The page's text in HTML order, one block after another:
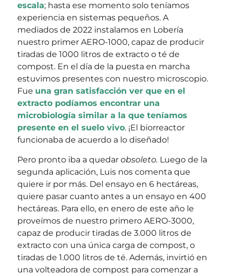
escala; hasta ese momento solo teníamos
experiencia en sistemas pequeños. A
mediados de 2022 instalamos en Lobería
nuestro primer AERO-1000, capaz de producir
tiradas de 1000 litros de extracto o té de
compost. En el día de la puesta en marcha
estuvimos presentes con nuestro microscopio.
Fue una gran satisfacción ver que en el
extracto podíamos encontrar una
microbiología similar a la que teníamos
presente en el suelo vivo. ¡El biorreactor
funcionaba de acuerdo a lo diseñado!
Pero pronto iba a quedar obsoleto. Luego de la
segunda aplicación, Luis nos comenta que
quiere ir por más. Del ensayo en 6 hectáreas,
quiere pasar cuanto antes a un ensayo en 400
hectáreas. Para ello, en enero de este año le
proveímos de nuestro primero AERO-3000,
capaz de producir tiradas de 3.000 litros de
extracto con una única carga de compost, o
tiradas de 1.000 litros de té. Además, invirtió en
una volteadora de compost para comenzar a